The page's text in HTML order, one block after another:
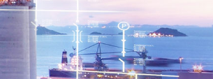
português Nederlands
العربية 日本語